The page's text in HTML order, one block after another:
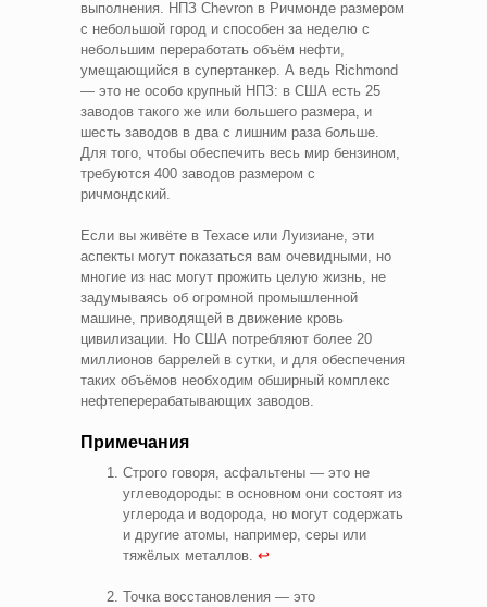
выполнения. НПЗ Chevron в Ричмонде размером
с небольшой город и способен за неделю с
небольшим переработать объём нефти,
умещающийся в супертанкер. А ведь Richmond
— это не особо крупный НПЗ: в США есть 25
заводов такого же или большего размера, и
шесть заводов в два с лишним раза больше.
Для того, чтобы обеспечить весь мир бензином,
требуются 400 заводов размером с
ричмондский.
Если вы живёте в Техасе или Луизиане, эти
аспекты могут показаться вам очевидными, но
многие из нас могут прожить целую жизнь, не
задумываясь об огромной промышленной
машине, приводящей в движение кровь
цивилизации. Но США потребляют более 20
миллионов баррелей в сутки, и для обеспечения
таких объёмов необходим обширный комплекс
нефтеперерабатывающих заводов.
Примечания
Строго говоря, асфальтены — это не
углеводороды: в основном они состоят из
углерода и водорода, но могут содержать
и другие атомы, например, серы или
тяжёлых металлов. ↩
Точка восстановления — это